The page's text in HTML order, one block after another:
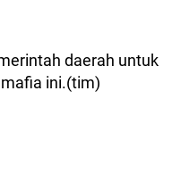
daerah untuk
ini.(tim)